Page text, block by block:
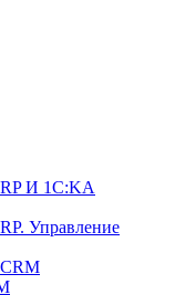
И 1C:KA
Управление